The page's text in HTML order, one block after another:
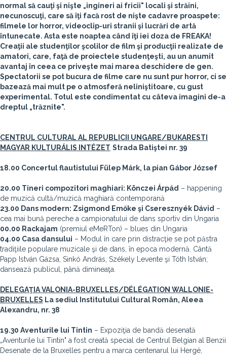
normal să cauţi şi nişte „ingineri ai fricii" locali şi străini,
necunoscuţi, care să îţi facă rost de nişte cadavre proaspete:
filmele lor horror, videoclip-uri stranii şi lucrări de artă
întunecate. Asta este noaptea când îţi iei doza de FREAKA!
Creaţii ale studenţilor şcolilor de film şi producţii realizate de
amatori, care, faţă de proiectele studenţeşti, au un anumit
avantaj în ceea ce priveşte mai marea deschidere de gen.
Spectatorii se pot bucura de filme care nu sunt pur horror, ci se
bazează mai mult pe o atmosferă neliniştitoare, cu gust
experimental. Totul este condimentat cu câteva imagini de-a
dreptul „trăznite".
CENTRUL CULTURAL AL REPUBLICII UNGARE/BUKARESTI
MAGYAR KULTURÁLIS INTÉZET Strada Batiştei nr. 39
18.00 Concertul flautistului Fülep Márk, la pian Gábor József
20.00 Tineri compozitori maghiari: Könczei Árpád – happening
de muzică cultă/muzică maghiară contemporană
23.00 Dans modern: Zsigmond Emőke şi Cseresznyék Dávid –
cea mai bună pereche a campionatului de dans sportiv din Ungaria
00.00 Rackajam (premiul eMeRTon) – blues din Ungaria
04.00 Casa dansului – Modul în care prin distracţie se pot păstra
tradiţiile populare muzicale şi de dans, în epoca modernă. Cântă
Papp István Gázsa, Sinkó András, Székely Levente şi Tóth István;
dansează publicul, până dimineaţa.
DELEGAŢIA VALONIA-BRUXELLES/DÉLÉGATION WALLONIE-
BRUXELLES La sediul Institutului Cultural Român, Aleea
Alexandru, nr. 38
19.30 Aventurile lui Tintin – Expoziţia de bandă desenată
„Aventurile lui Tintin" a fost creată special de Centrul Belgian al Benzii
Desenate de la Bruxelles pentru a marca centenarul lui Hergé,